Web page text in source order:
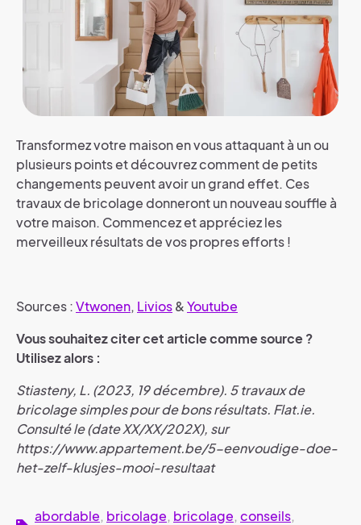
Transformez votre maison en vous attaquant à un ou
plusieurs points et découvrez comment de petits
changements peuvent avoir un grand effet. Ces
travaux de bricolage donneront un nouveau souffle à
votre maison. Commencez et appréciez les
merveilleux résultats de vos propres efforts !
Sources :Vtwonen, Livios&Youtube
Vous souhaitez citer cet article comme source ?
Utilisez alors :
Stiasteny, L. (2023, 19 décembre). 5 travaux de
bricolage simples pour de bons résultats. Flat.ie.
Consulté le (date XX/XX/202X), sur
https://www.appartement.be/5-eenvoudige-doe-
het-zelf-klusjes-mooi-resultaat
abordable, bricolage, bricolage, conseils,